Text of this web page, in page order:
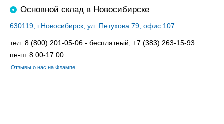
Основной склад в Новосибирске
630119, г.Новосибирск, ул. Петухова 79, офис 107
тел: 8 (800) 201-05-06 - бесплатный, +7 (383) 263-15-93
пн-пт 8:00-17:00
Отзывы о нас на Флампе